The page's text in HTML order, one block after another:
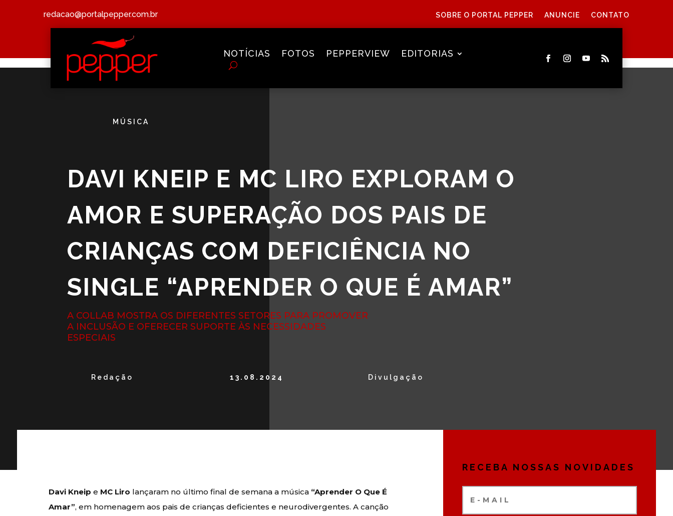
redacao@portalpepper.com.br SOBRE O PORTAL PEPPER ANUNCIE CONTATO
NOTÍCIAS FOTOS PEPPERVIEW EDITORIAS
MÚSICA
DAVI KNEIP E MC LIRO EXPLORAM O
AMOR E SUPERAÇÃO DOS PAIS DE
CRIANÇAS COM DEFICIÊNCIA NO
SINGLE “APRENDER O QUE É AMAR”
A COLLAB MOSTRA OS DIFERENTES SETORES PARA PROMOVER
A INCLUSÃO E OFERECER SUPORTE ÀS NECESSIDADES
ESPECIAIS
Redação 13.08.2024 Divulgação
Davi Kneip e MC Liro lançaram no último final de semana a música “Aprender O Que É
Amar”, em homenagem aos pais de crianças deficientes e neurodivergentes. A canção
RECEBA NOSSAS NOVIDADES